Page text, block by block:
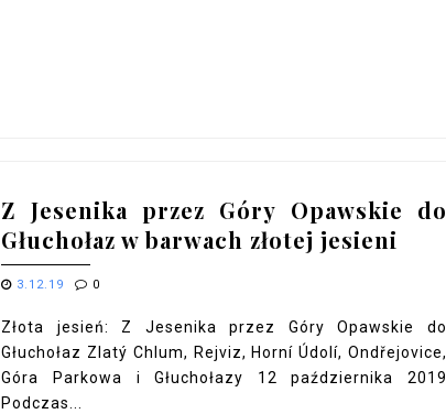
Z Jesenika przez Góry Opawskie do
Głuchołaz w barwach złotej jesieni
3.12.19 0
Złota jesień: Z Jesenika przez Góry Opawskie do
Głuchołaz Zlatý Chlum, Rejviz, Horní Údolí, Ondřejovice,
Góra Parkowa i Głuchołazy 12 października 2019
Podczas...